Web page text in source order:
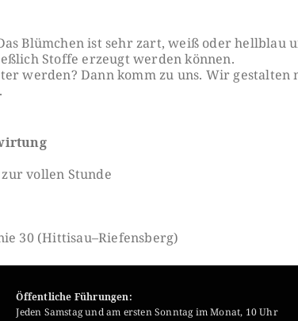
Blümchen ist sehr zart, weiß oder hellblau
Stoffe erzeugt werden können.
werden? Dann komm zu uns. Wir
vollen Stunde
30 (Hittisau–Riefensberg)
Öffentliche Führungen:
Jeden Samstag und am ersten Sonntag im Monat, 10 Uhr